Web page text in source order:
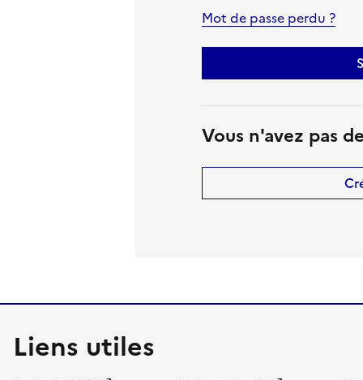
Mot de passe perdu ?
Vous n'avez pas
Liens utiles